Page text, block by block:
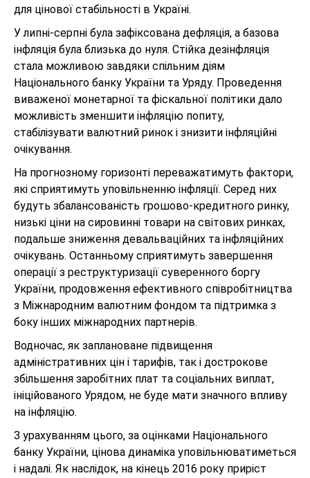
для цінової стабільності в Україні.
У липні-серпні була зафіксована дефляція, а базова
інфляція була близька до нуля. Стійка дезінфляція
стала можливою завдяки спільним діям
Національного банку України та Уряду. Проведення
виваженої монетарної та фіскальної політики дало
можливість зменшити інфляцію попиту,
стабілізувати валютний ринок і знизити інфляційні
очікування.
На прогнозному горизонті переважатимуть фактори,
які сприятимуть уповільненню інфляції. Серед них
будуть збалансованість грошово-кредитного ринку,
низькі ціни на сировинні товари на світових ринках,
подальше зниження девальваційних та інфляційних
очікувань. Останньому сприятимуть завершення
операції з реструктуризації суверенного боргу
України, продовження ефективного співробітництва
з Міжнародним валютним фондом та підтримка з
боку інших міжнародних партнерів.
Водночас, як заплановане підвищення
адміністративних цін і тарифів, так і дострокове
збільшення заробітних плат та соціальних виплат,
ініційованого Урядом, не буде мати значного впливу
на інфляцію.
З урахуванням цього, за оцінками Національного
банку України, цінова динаміка уповільнюватиметься
і надалі. Як наслідок, на кінець 2016 року приріст